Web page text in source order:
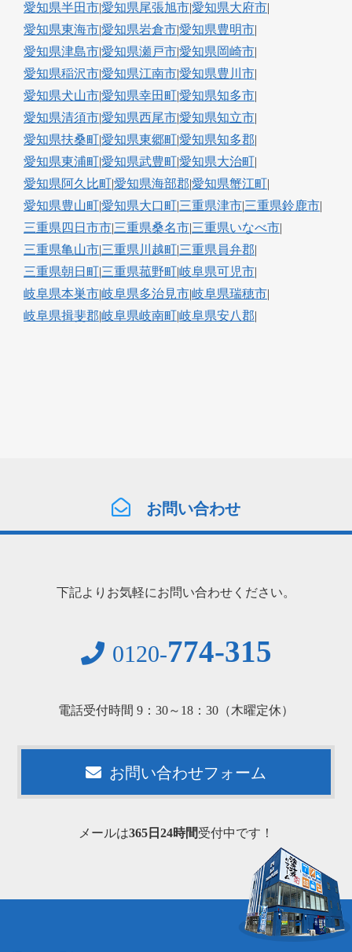
愛知県半田市|愛知県尾張旭市|愛知県大府市|
愛知県東海市|愛知県岩倉市|愛知県豊明市|
愛知県津島市|愛知県瀬戸市|愛知県岡崎市|
愛知県稲沢市|愛知県江南市|愛知県豊川市|
愛知県犬山市|愛知県幸田町|愛知県知多市|
愛知県清須市|愛知県西尾市|愛知県知立市|
愛知県扶桑町|愛知県東郷町|愛知県知多郡|
愛知県東浦町|愛知県武豊町|愛知県大治町|
愛知県阿久比町|愛知県海部郡|愛知県蟹江町|
愛知県豊山町|愛知県大口町|三重県津市|三重県鈴鹿市|
三重県四日市市|三重県桑名市|三重県いなべ市|
三重県亀山市|三重県川越町|三重県員弁郡|
三重県朝日町|三重県菰野町|岐阜県可児市|
岐阜県本巣市|岐阜県多治見市|岐阜県瑞穂市|
岐阜県揖斐郡|岐阜県岐南町|岐阜県安八郡|
お問い合わせ
下記よりお気軽にお問い合わせください。
0120-774-315
電話受付時間 9：30～18：30（木曜定休）
お問い合わせフォーム
メールは365日24時間受付中です！